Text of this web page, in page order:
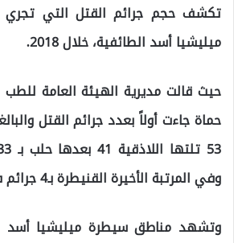
تكشف حجم جرائم القتل التي
ميليشيا أسد الطائفية، خلال 2018.
حيث قالت مديرية الهيئة العامة
وفي المرتبة الأخيرة القنيطرة بـ4 جرائم فقط.
وتشهد مناطق سيطرة ميليشيا أسد